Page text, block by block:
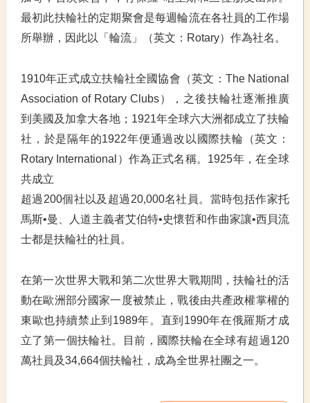
最初此扶輪社的定期聚會是每週輪流在各社員的工作場
所舉辦，因此以「輪流」（英文：Rotary）作為社名。
1910年正式成立扶輪社全國協會（英文：The National
Association of Rotary Clubs），之後扶輪社逐漸推廣
到美國及加拿大各地；1921年全球六大洲都成立了扶輪
社，於是隔年的1922年便通過改以國際扶輪（英文：
Rotary International）作為正式名稱。1925年，在全球
共成立
超過200個社以及超過20,000名社員。當時包括作家托
馬斯•曼、人道主義者艾伯特•史懷哲和作曲家讓•西貝流
士都是扶輪社的社員。
在第一次世界大戰和第二次世界大戰期間，扶輪社的活
動在歐洲部分國家一度被禁止，戰後由共產政權掌權的
東歐也持續禁止到1989年。直到1990年在俄羅斯才成
立了第一個扶輪社。
目前，國際扶輪在全球有超過120
萬社員及34,664個扶輪社，成為全世界社團之一。